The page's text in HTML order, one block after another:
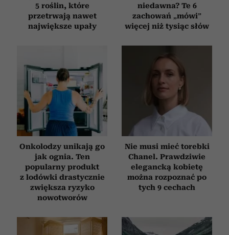
5 roślin, które
przetrwają nawet
największe upały
niedawna? Te 6
zachowań „mówi”
więcej niż tysiąc słów
Onkolodzy unikają go
jak ognia. Ten
popularny produkt
z lodówki drastycznie
zwiększa ryzyko
nowotworów
Nie musi mieć torebki
Chanel. Prawdziwie
elegancką kobietę
można rozpoznać po
tych 9 cechach